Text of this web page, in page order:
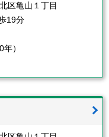
区亀山１丁目
19分
）